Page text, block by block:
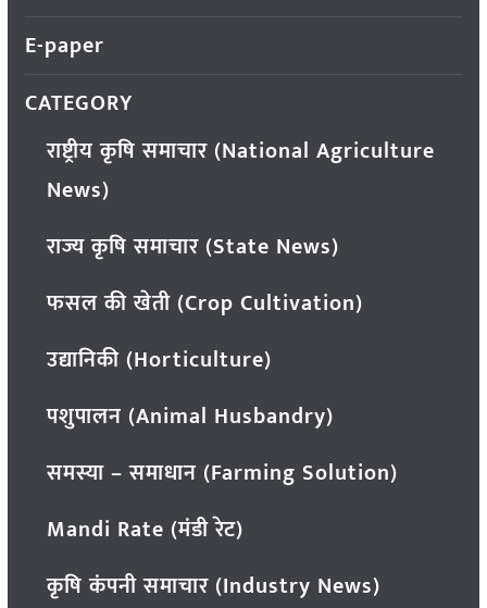
E-paper
CATEGORY
राष्ट्रीय कृषि समाचार (National Agriculture
News)
राज्य कृषि समाचार (State News)
फसल की खेती (Crop Cultivation)
उद्यानिकी (Horticulture)
पशुपालन (Animal Husbandry)
समस्या – समाधान (Farming Solution)
Mandi Rate (मंडी रेट)
कृषि कंपनी समाचार (Industry News)